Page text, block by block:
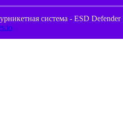
система - ESD Defender